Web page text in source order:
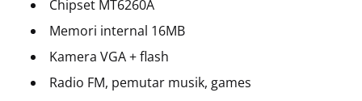
Chipset MT6260A
Memori internal 16MB
Kamera VGA + flash
Radio FM, pemutar musik, games